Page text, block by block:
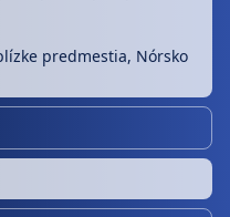
predmestia, Nórsko